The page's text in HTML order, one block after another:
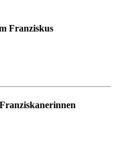
Franziskus